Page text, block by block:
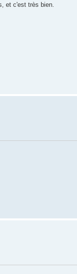
et c'est très bien.